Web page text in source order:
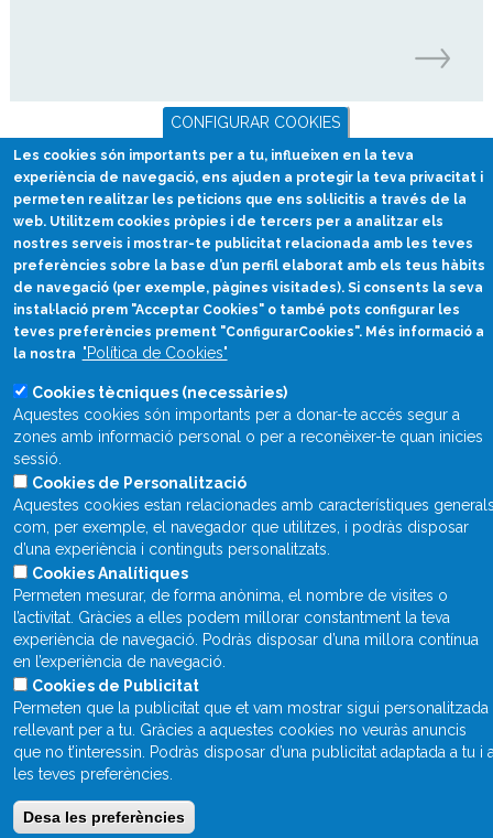
Divulgació científica
en català
divulcat@divulcat.cat
(+34) 934 120 030
Què és Divulcat?
Avís legal
Inicia sessió
CONFIGURAR COOKIES
Les cookies són importants per a tu, influeixen en la teva
experiència de navegació, ens ajuden a protegir la teva privacitat i
permeten realitzar les peticions que ens sol·licitis a través de la
web. Utilitzem cookies pròpies i de tercers per a analitzar els
nostres serveis i mostrar-te publicitat relacionada amb les teves
preferències sobre la base d’un perfil elaborat amb els teus hàbits
de navegació (per exemple, pàgines visitades). Si consents la seva
instal·lació prem "Acceptar Cookies" o també pots configurar les
teves preferències prement "ConfigurarCookies". Més informació a
la nostra "Política de Cookies"
Cookies tècniques (necessàries)
Aquestes cookies són importants per a donar-te accés segur a
zones amb informació personal o per a reconèixer-te quan inicies
sessió.
Cookies de Personalització
Aquestes cookies estan relacionades amb característiques
com, per exemple, el navegador que utilitzes, i podràs disposar
d’una experiència i continguts personalitzats.
Cookies Analítiques
Permeten mesurar, de forma anònima, el nombre de visites o
l’activitat. Gràcies a elles podem millorar constantment la teva
experiència de navegació. Podràs disposar d’una millora contínua
en l’experiència de navegació.
Cookies de Publicitat
Permeten que la publicitat que et vam mostrar sigui personalitzada
rellevant per a tu. Gràcies a aquestes cookies no veuràs anuncis
que no t’interessin. Podràs disposar d’una publicitat adaptada a tu i
les teves preferències.
Desa les preferències